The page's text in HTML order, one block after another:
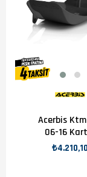
Acerbis
06-16
Koruma
₺4.210,10